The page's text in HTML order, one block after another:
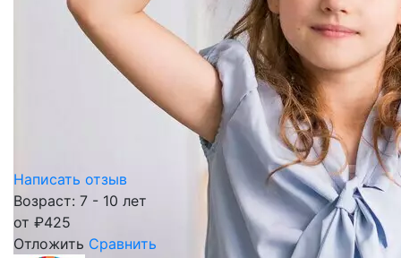
Написать отзыв
Возраст: 7 - 10 лет
от ₽425
Отложить Сравнить